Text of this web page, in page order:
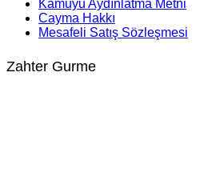
Kamuyu Aydınlatma Metni
Cayma Hakkı
Mesafeli Satış Sözleşmesi
Zahter Gurme